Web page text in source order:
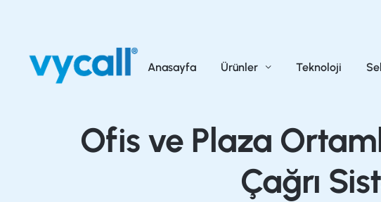
Anasayfa Ürünler Teknoloji
Ofis ve Plaza
Çağrı